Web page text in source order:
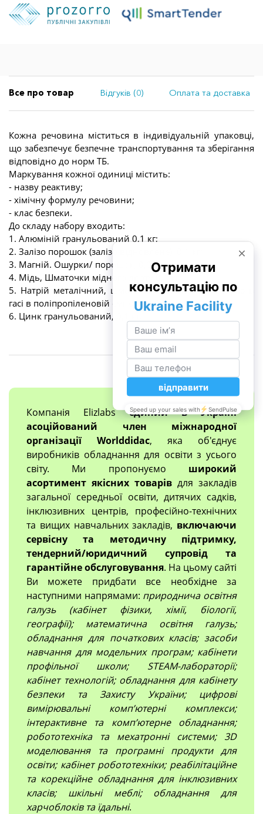
Все про товар Відгуків (0) Оплата та доставка
Кожна речовина міститься в індивідуальній упаковці,
що забезпечує безпечне транспортування та зберігання
відповідно до норм ТБ.
Маркування кожної одиниці містить:
- назву реактиву;
- хімічну формулу речовини;
- клас безпеки.
До складу набору входить:
1. Алюміній гранульований 0,1 кг;
2. Залізо порошок (залізо відновлене), 0,1 кг;
3. Магній. Ошурки/ порошок, 0,05 кг;
4. Мідь, Шматочки мідного дроту 0,1 кг;
5. Натрій металічний, шматочки металічного натрію в
гасі в поліпропіленовій ємності 0,05 кг;
6. Цинк гранульований, 0,1 кг.
Компанія Elizlabsєдиний в Україні
асоційований член міжнародної
організації Worlddidac, яка об'єднує
виробників обладнання для освіти з усього
світу. Ми пропонуємо широкий
асортимент якісних товарів для закладів
загальної середньої освіти, дитячих садків,
інклюзивних центрів, професійно-технічних
та вищих навчальних закладів, включаючи
сервісну та методичну підтримку,
тендерний/юридичний супровід та
гарантійне обслуговування. На цьому сайті
Ви можете придбати все необхідне за
наступними напрямами: природнича освітня
галузь (кабінет фізики, хімії, біології,
географії); математична освітня галузь;
обладнання для початкових класів; засоби
навчання для модельних програм; кабінети
профільної школи; STEAM-лабораторії;
кабінет технологій; обладнання для кабінету
безпеки та Захисту України; цифрові
вимірювальні компʼютерні комплекси;
інтерактивне та комп’ютерне обладнання;
робототехніка та мехатронні системи; 3D
моделювання та програмні продукти для
освіти; кабінет робототехніки; реабілітаційне
та корекційне обладнання для інклюзивних
класів; шкільні меблі; обладнання для
харчоблоків та їдальні.